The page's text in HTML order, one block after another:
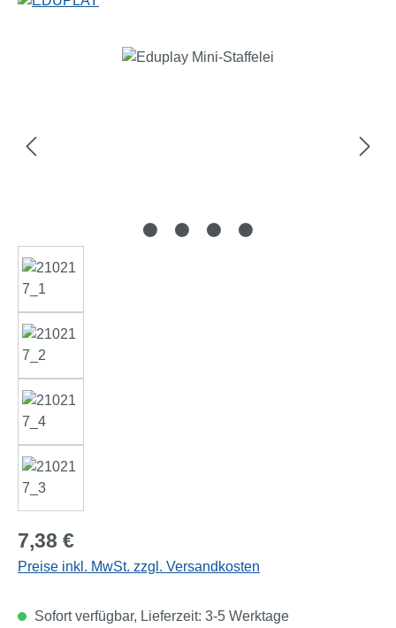
Regulärer Preis:
7,38 €
Preise inkl. MwSt. zzgl. Versandkosten
Sofort verfügbar, Lieferzeit: 3-5 Werktage